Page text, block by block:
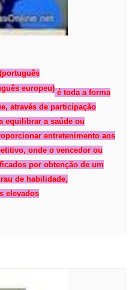
(português
europeu) é toda a forma
através de participação
equilibrar a saúde ou
entretenimento aos
, onde o vencedor ou
por obtenção de um
de habilidade,
elevados